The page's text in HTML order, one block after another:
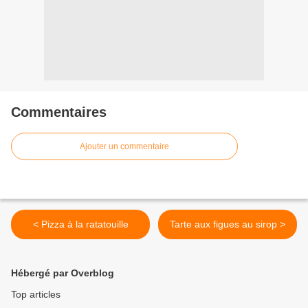
Commentaires
Ajouter un commentaire
< Pizza à la ratatouille Tarte aux figues au sirop >
Hébergé par Overblog
Top articles